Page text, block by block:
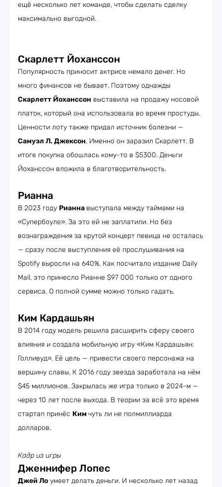
ещё несколько лет команде, чтобы сделать сделку
максимально выгодной.
Скарлетт Йоханссон
Популярность приносит актрисе немало денег. Но
много финансов не бывает. Поэтому однажды
Скарлетт Йоханссон выставила на продажу носовой
платок, который она использовала во время простуды.
Ценности лоту также придал источник болезни —
Самуэл Л. Джексон. Именно он заразил Скарлетт. В
итоге покупка обошлась кому-то в $5300. Деньги
Йоханссон вложила в благотворительность.
Рианна
В 2023 году Рианна выступала между таймами на
«Супербоуле». За это ей не заплатили. Но без
вознаграждения за крутой концерт певица не осталась
— сразу после выступления её прослушивания на
Spotify выросли на 640%. Как посчитало издание Daily
Mail, это принесло Рианне $97 000 только от одного
сервиса. О полной сумме можно только гадать.
Ким Кардашьян
В 2014 году модель решила расширить сферу своего
влияния и создала мобильную игру «Ким Кардашьян:
Голливуд». Её цель — привести своего персонажа на
вершину славы. К 2016 году звезда заработала на нём
$45 миллионов. Закрылась же игра только в 2024-м —
через 10 лет после выхода. В теории за всё это время
стартап принёс Ким чуть ли не полмиллиарда
долларов.
Кадр из игры
Дженнифер Лопес
Джей Ло умеет делать деньги. И несколько лет назад